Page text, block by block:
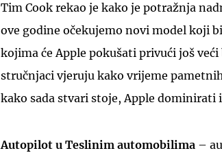
Tim Cook rekao je kako je potražnja
ove godine očekujemo novi model koji
kojima će Apple pokušati privući još
stručnjaci vjeruju kako vrijeme
kako sada stvari stoje, Apple dominirati
Autopilot u Teslinim automobilima –